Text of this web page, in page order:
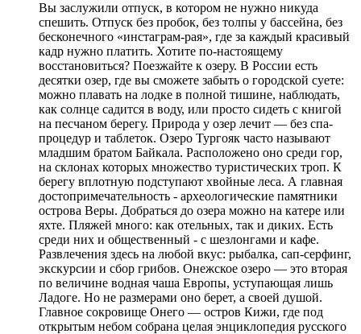
Вы заслужили отпуск, в котором не нужно никуда
спешить. Отпуск без пробок, без толпы у бассейна, без
бесконечного «инстаграм-рая», где за каждый красивый
кадр нужно платить. Хотите по-настоящему
восстановиться? Поезжайте к озеру. В России есть
десятки озер, где вы сможете забыть о городской суете:
можно плавать на лодке в полной тишине, наблюдать,
как солнце садится в воду, или просто сидеть с книгой
на песчаном берегу. Природа у озер лечит — без спа-
процедур и таблеток. Озеро Тургояк часто называют
младшим братом Байкала. Расположено оно среди гор,
на склонах которых множество туристических троп. К
берегу вплотную подступают хвойные леса. А главная
достопримечательность - археологические памятники
острова Веры. Добраться до озера можно на катере или
яхте. Пляжей много: как отельных, так и диких. Есть
среди них и общественный - с шезлонгами и кафе.
Развлечения здесь на любой вкус: рыбалка, сап-серфинг,
экскурсии и сбор грибов. Онежское озеро — это вторая
по величине водная чаша Европы, уступающая лишь
Ладоге. Но не размерами оно берет, а своей душой.
Главное сокровище Онего — остров Кижи, где под
открытым небом собрана целая энциклопедия русского